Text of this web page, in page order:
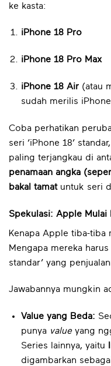
ke kasta:
iPhone 18 Pro
iPhone 18 Pro Max
iPhone 18 Air(atau
sudah merilis
Coba perhatikan
seri ‘iPhone 18’
paling terjangkau di
penamaan angka
bakal tamatuntuk seri
Spekulasi: Apple
Kenapa Apple tiba-tiba
Mengapa mereka
standar’ yang
Jawabannya mungkin
Value yang Beda:
punya valueyang
Series lainnya, yaitu
digambarkan